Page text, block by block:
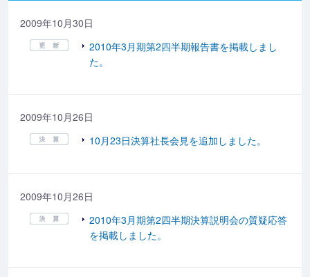
2009年10月30日
2010年3月期第2四半期報告書を掲載しまし
た。
2009年10月26日
10月23日決算社長会見を追加しました。
2009年10月26日
2010年3月期第2四半期決算説明会の質疑応答
を掲載しました。